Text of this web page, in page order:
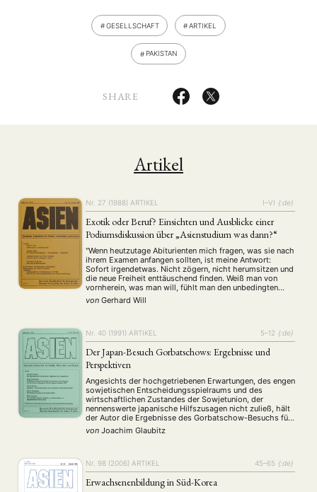
GESELLSCHAFT ARTIKEL
PAKISTAN
SHARE
Artikel
Nr. 27 (1988) ARTIKEL I–VI {:de}
Exotik oder Beruf? Einsichten und Ausblicke einer
Podiumsdiskussion über „Asienstudium was dann?“
"Wenn heutzutage Abiturienten mich fragen, was sie nach
ihrem Examen anfangen sollten, ist meine Antwort:
Sofort irgendetwas. Nicht zögern, nicht herumsitzen und
die neue Freiheit enttäuschend finden. Weiß man von
vornherein, was man will, fühlt man den unbedingten
Drang nach einem bestimmten Wissen und der ihm
folgenden Praxis, desto besser, wer ihn besitzt und sich
von Gerhard Will
Nr. 40 (1991) ARTIKEL 5–12 {:de}
Der Japan-Besuch Gorbatschows: Ergebnisse und
Perspektiven
Angesichts der hochgetriebenen Erwartungen, des engen
sowjetischen Entscheidungsspielraums und des
wirtschaftlichen Zustandes der Sowjetunion, der
nennenswerte japanische Hilfszusagen nicht zuließ, hält
der Autor die Ergebnisse des Gorbatschow-Besuchs für
realistisch. Er interpretiert sie vor dem Hintergrund der
Vereinbarungen in den 50er Jahren und mit Blick auf die
von Joachim Glaubitz
Nr. 98 (2006) ARTIKEL 45–65 {:de}
Erwachsenenbildung in Süd-Korea